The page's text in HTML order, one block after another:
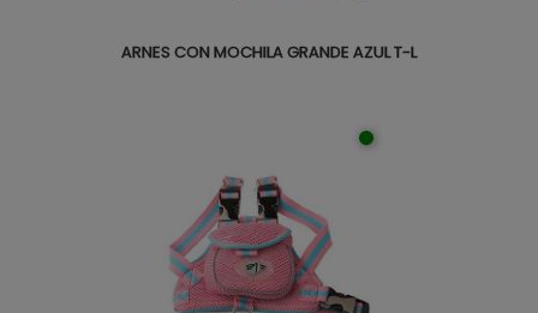
ARNES CON MOCHILA GRANDE AZUL T-L